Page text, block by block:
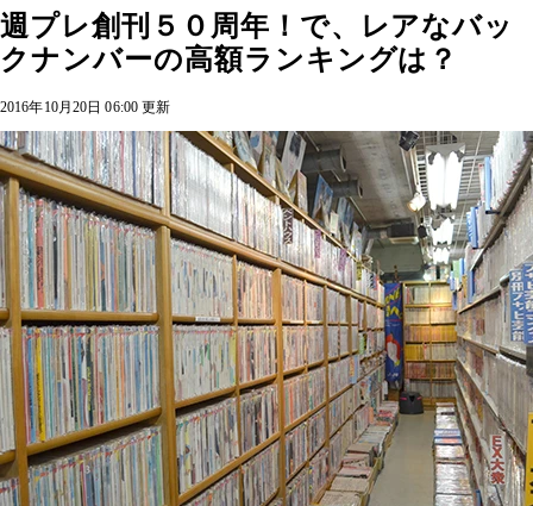
週プレ創刊５０周年！で、レアなバッ
クナンバーの高額ランキングは？
2016年10月20日 06:00 更新